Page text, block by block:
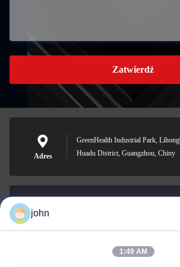
Zatwierdź
Adres
GreenHealth Industrial Park,
Huadu District, Guangzhou, Chiny
john
1:49 AM